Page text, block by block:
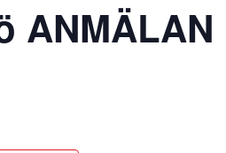
ANMÄLAN